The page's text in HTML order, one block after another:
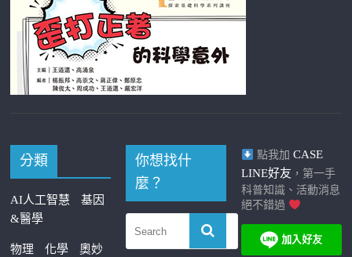
分類
AI人工智慧
基因
&醫學
物理 化學
奧妙
你想找什
麼？
點我加 CASE
LINE好友 ，第一手
科普知識、活動消息
絕不錯過